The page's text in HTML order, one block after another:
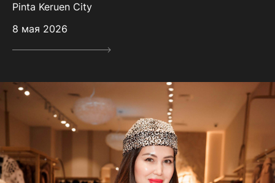
Pinta Keruen City
8 мая 2026